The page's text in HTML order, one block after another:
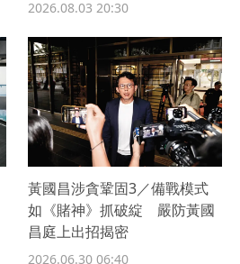
2026.08.03 20:30
黃國昌涉貪鞏固3／備戰模式
如《賭神》抓破綻 嚴防黃國
昌庭上出招揭密
2026.06.30 06:40